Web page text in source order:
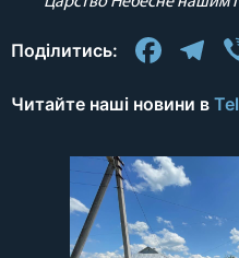
Поділитись:
Читайте наші новини в